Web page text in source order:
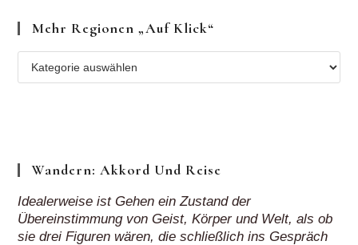
Mehr Regionen „auf Klick“
Regionen
Wandern: Akkord Und Reise
Idealerweise ist Gehen ein Zustand der
Übereinstimmung von Geist, Körper und Welt, als ob
sie drei Figuren wären, die schließlich ins Gespräch